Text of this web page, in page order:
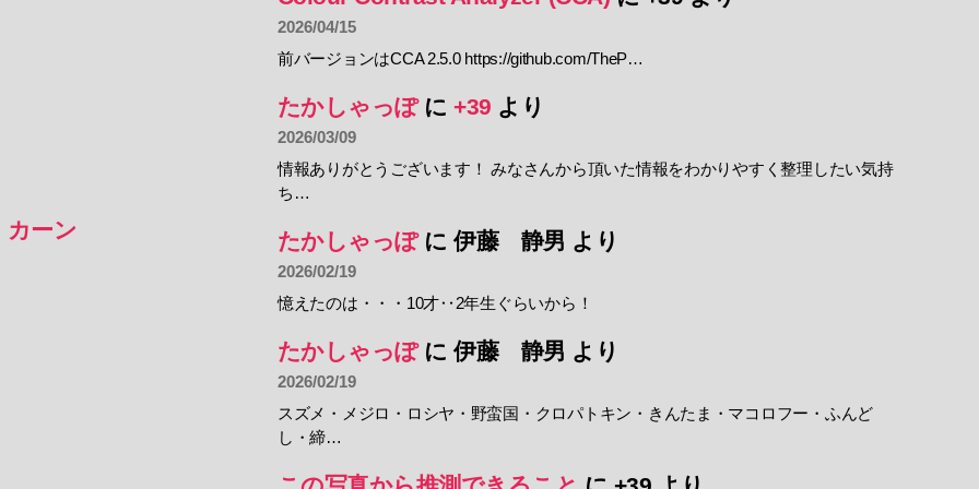
カーン
2026/04/15
前バージョンはCCA 2.5.0 https://github.com/TheP…
たかしゃっぽに+39 より
2026/03/09
情報ありがとうございます！ みなさんから頂いた情報をわかりやすく整理したい気持
ち…
たかしゃっぽに伊藤 静男 より
2026/02/19
憶えたのは・・・10才‥2年生ぐらいから！
たかしゃっぽに伊藤 静男 より
2026/02/19
スズメ・メジロ・ロシヤ・野蛮国・クロパトキン・きんたま・マコロフー・ふんど
し・締…